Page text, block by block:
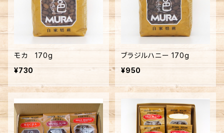
モカ 170g
¥730
ブラジルハニー 170g
¥950